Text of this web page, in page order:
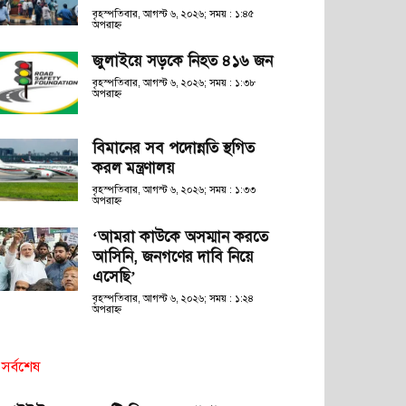
বৃহস্পতিবার, আগস্ট ৬, ২০২৬; সময় : ১:৪৫
অপরাহ্ণ
জুলাইয়ে সড়কে নিহত ৪১৬ জন
বৃহস্পতিবার, আগস্ট ৬, ২০২৬; সময় : ১:৩৮
অপরাহ্ণ
বিমানের সব পদোন্নতি স্থগিত
করল মন্ত্রণালয়
বৃহস্পতিবার, আগস্ট ৬, ২০২৬; সময় : ১:৩৩
অপরাহ্ণ
‘আমরা কাউকে অসম্মান করতে
আসিনি, জনগণের দাবি নিয়ে
এসেছি’
বৃহস্পতিবার, আগস্ট ৬, ২০২৬; সময় : ১:২৪
অপরাহ্ণ
সর্বশেষ